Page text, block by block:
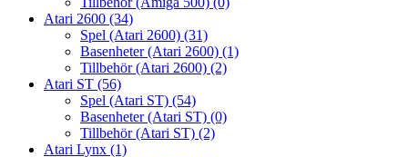
Atari 2600 (34)
Spel (Atari 2600) (31)
Basenheter (Atari 2600) (1)
Tillbehör (Atari 2600) (2)
Atari ST (56)
Spel (Atari ST) (54)
Basenheter (Atari ST) (0)
Tillbehör (Atari ST) (2)
Atari Lynx (1)